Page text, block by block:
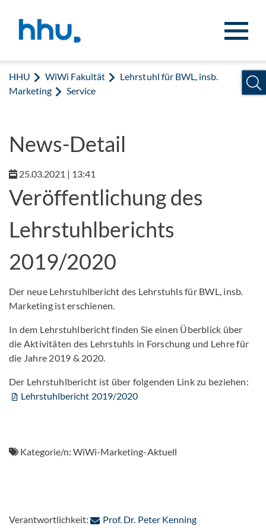
HHU WiWi Fakultät
Lehrstuhl für BWL, insb.
Marketing
Service
News-Detail
25.03.2021 | 13:41
Veröffentlichung des
Lehrstuhlberichts
2019/2020
Der neue Lehrstuhlbericht des Lehrstuhls für BWL, insb.
Marketing ist erschienen.
In dem Lehrstuhlbericht finden Sie einen Überblick über
die Aktivitäten des Lehrstuhls in Forschung und Lehre für
die Jahre 2019 & 2020.
Der Lehrstuhlbericht ist über folgenden Link zu beziehen:
Lehrstuhlbericht 2019/2020
Kategorie/n:WiWi-Marketing-Aktuell
Verantwortlichkeit: Prof. Dr. Peter Kenning: Per E-Mail